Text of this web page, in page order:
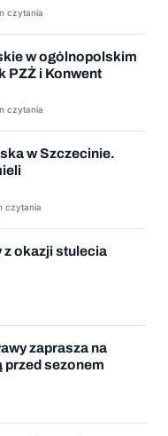
czytania
w ogólnopolskim
PZŻ i Konwent
czytania
w Szczecinie.
czytania
z okazji stulecia
zaprasza na
przed sezonem